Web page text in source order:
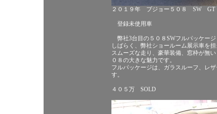
２０１９年 プジョー５０８ SW
登録未使用車
弊社3台目の５０８SWフルパッケージ
しばらく、弊社ショールーム展示車を
スムーズな走り、豪華装備、窓枠が無
０８の大きな魅力です。
フルパッケージは、ガラスルーフ、レ
す。
４０５万 SOLD